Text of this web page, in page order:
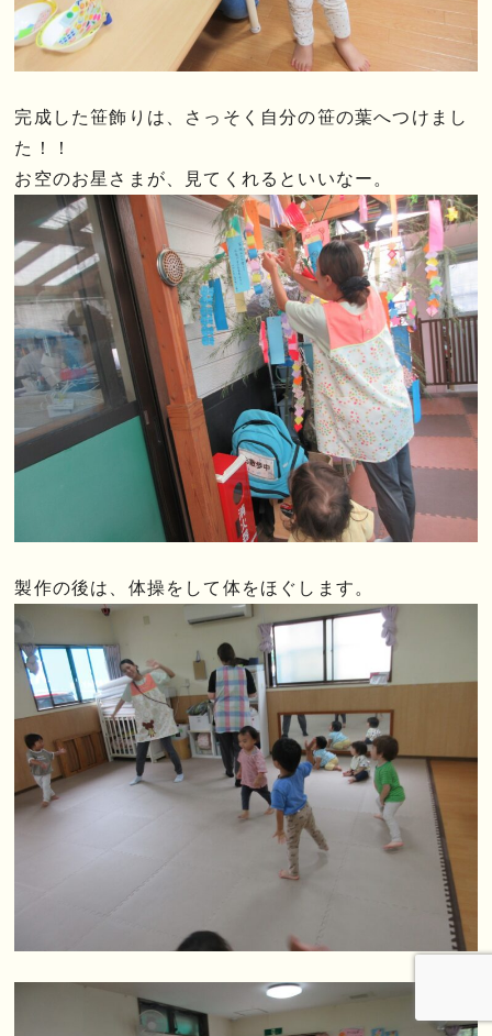
完成した笹飾りは、さっそく自分の笹の葉へつけまし
た！！
お空のお星さまが、見てくれるといいなー。
製作の後は、体操をして体をほぐします。